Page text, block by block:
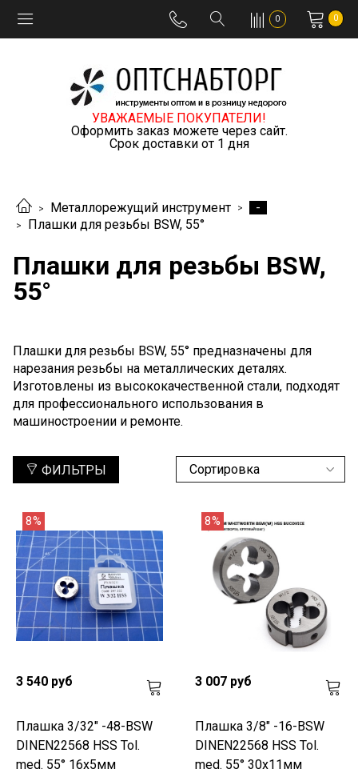
0 0
УВАЖАЕМЫЕ ПОКУПАТЕЛИ!
Оформить заказ можете через сайт.
Срок доставки от 1 дня
Металлорежущий инструмент
-
Плашки для резьбы BSW, 55°
Плашки для резьбы BSW,
55°
Плашки для резьбы BSW, 55° предназначены для
нарезания резьбы на металлических деталях.
Изготовлены из высококачественной стали, подходят
для профессионального использования в
машиностроении и ремонте.
ФИЛЬТРЫ
8%
3 540 руб
Плашка 3/32" -48-BSW
DINEN22568 HSS Tol.
med. 55° 16x5мм
8%
3 007 руб
Плашка 3/8" -16-BSW
DINEN22568 HSS Tol.
med. 55° 30x11мм